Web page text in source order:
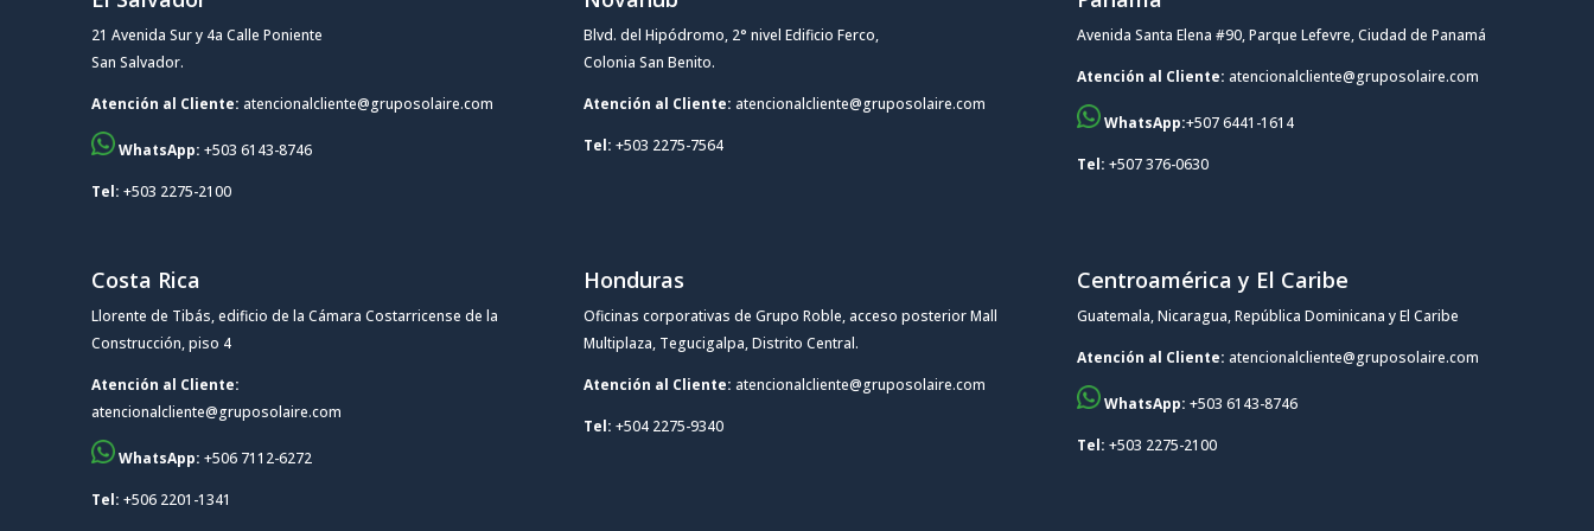
21 Avenida Sur y 4a Calle Poniente
San Salvador.
Atención al Cliente: atencionalcliente@gruposolaire.com
WhatsApp: +503 6143-8746
Tel: +503 2275-2100
Blvd. del Hipódromo, 2° nivel Edificio Ferco,
Colonia San Benito.
Atención al Cliente: atencionalcliente@gruposolaire.com
Tel: +503 2275-7564
Avenida Santa Elena #90, Parque Lefevre, Ciudad de Panamá
Atención al Cliente: atencionalcliente@gruposolaire.com
WhatsApp:+507 6441-1614
Tel: +507 376-0630
Costa Rica
Llorente de Tibás, edificio de la Cámara Costarricense de la
Construcción, piso 4
Atención al Cliente:
atencionalcliente@gruposolaire.com
WhatsApp: +506 7112-6272
Tel: +506 2201-1341
Honduras
Oficinas corporativas de Grupo Roble, acceso posterior Mall
Multiplaza, Tegucigalpa, Distrito Central.
Atención al Cliente: atencionalcliente@gruposolaire.com
Tel: +504 2275-9340
Centroamérica y El Caribe
Guatemala, Nicaragua, República Dominicana y El Caribe
Atención al Cliente: atencionalcliente@gruposolaire.com
WhatsApp: +503 6143-8746
Tel: +503 2275-2100